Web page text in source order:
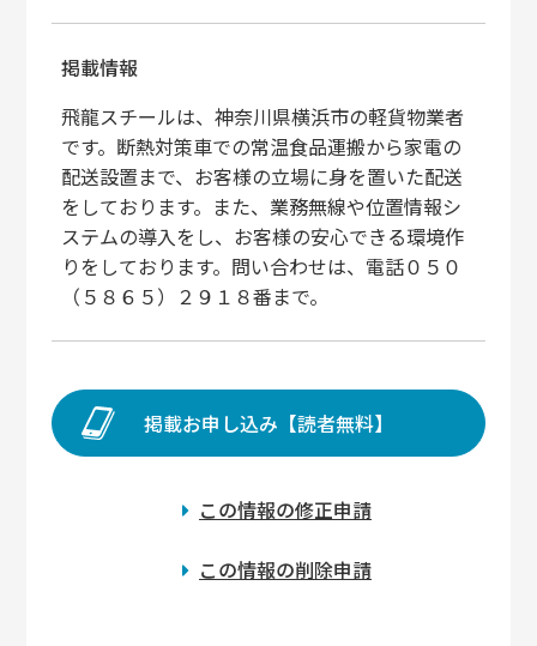
掲載情報
飛龍スチールは、神奈川県横浜市の軽貨物業者
です。断熱対策車での常温食品運搬から家電の
配送設置まで、お客様の立場に身を置いた配送
をしております。また、業務無線や位置情報シ
ステムの導入をし、お客様の安心できる環境作
りをしております。問い合わせは、電話０５０
（５８６５）２９１８番まで。
掲載お申し込み【読者無料】
この情報の修正申請
この情報の削除申請